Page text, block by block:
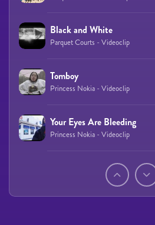
Black and White
Parquet Courts - Videoclip
Tomboy
Princess Nokia - Videoclip
Your Eyes Are Bleeding
Princess Nokia - Videoclip